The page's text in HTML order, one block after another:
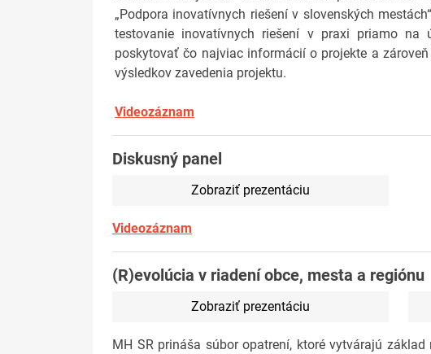
„Podpora inovatívnych riešení v slovenských
testovanie inovatívnych riešení v praxi priamo na
poskytovať čo najviac informácií o projekte a
výsledkov zavedenia projektu.
Videozáznam
Diskusný panel
Zobraziť prezentáciu
Videozáznam
(R)evolúcia v riadení obce, mesta a regiónu
Zobraziť prezentáciu
MH SR prináša súbor opatrení, ktoré vytvárajú